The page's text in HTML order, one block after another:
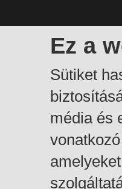
Ez a
Sütiket
média és